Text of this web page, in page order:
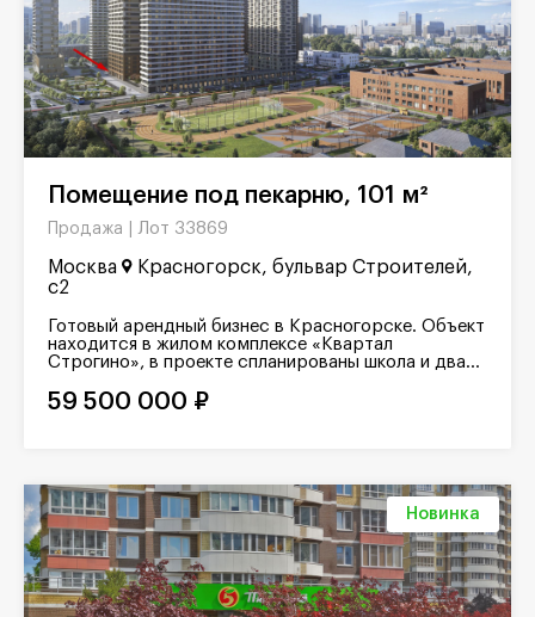
Помещение под пекарню, 101 м²
Продажа | Лот 33869
Москва
Красногорск, бульвар Строителей,
с2
Готовый арендный бизнес в Красногорске. Объект
находится в жилом комплексе «Квартал
Строгино», в проекте спланированы школа и два...
59 500 000 ₽
Новинка